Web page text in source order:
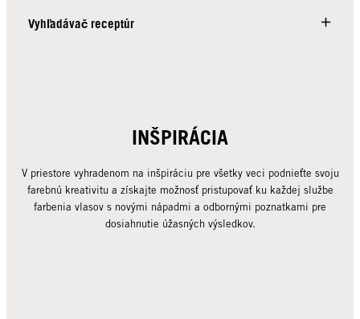
Vyhľadávač receptúr
INŠPIRÁCIA
V priestore vyhradenom na inšpiráciu pre všetky veci podnieťte svoju
farebnú kreativitu a získajte možnosť pristupovať ku každej službe
farbenia vlasov s novými nápadmi a odbornými poznatkami pre
dosiahnutie úžasných výsledkov.